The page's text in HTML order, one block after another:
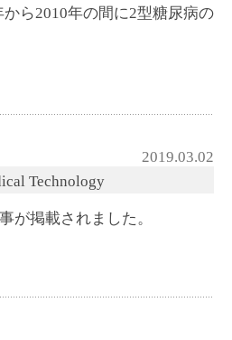
ら2010年の間に2型糖尿病の
2019.03.02
Technology
が掲載されました。